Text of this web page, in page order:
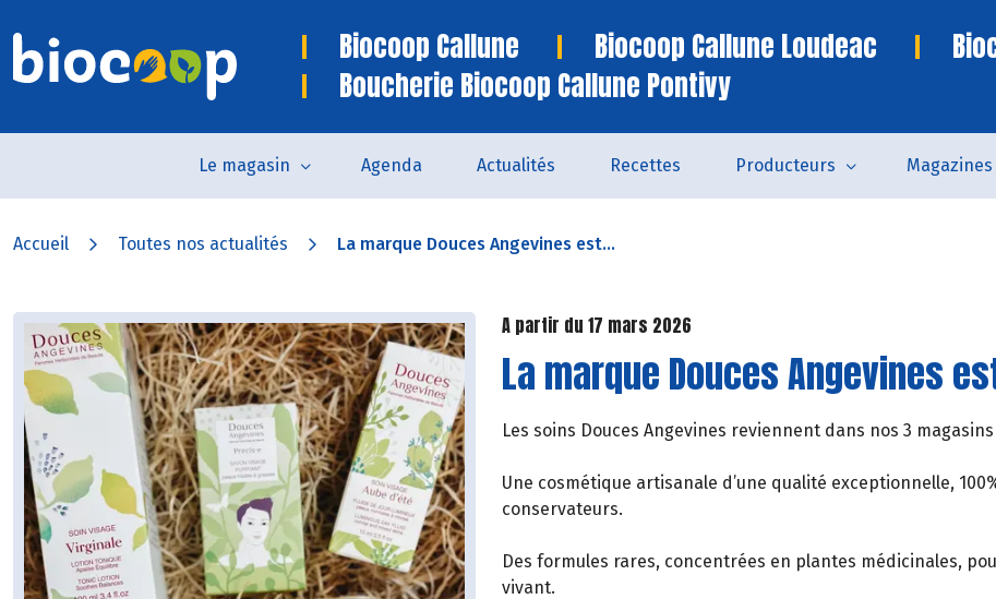
Biocoop Callune Biocoop Callune Loudeac
Boucherie Biocoop Callune Pontivy
Le magasin Agenda Actualités Recettes Producteurs Magazines
Accueil Toutes nos actualités La marque Douces Angevines est...
A partir du 17 mars 2026
La marque Douces Angevines
Les soins Douces Angevines reviennent dans nos 3
Une cosmétique artisanale d’une qualité exceptionnelle,
conservateurs.
Des formules rares, concentrées en plantes médicinales,
vivant.